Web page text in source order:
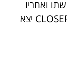
ואחריו
תלה את עצמו במטבח הבית. התקליט CLOSER יצא